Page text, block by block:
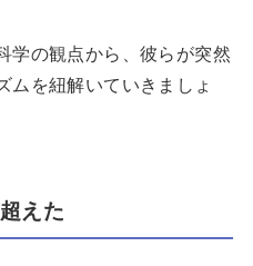
学の観点から、彼らが突然
ムを紐解いていきましょ
えた